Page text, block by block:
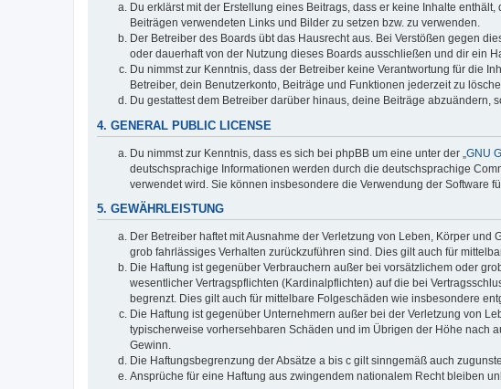
Du erklärst mit der Erstellung eines Beitrags, dass er keine Inhalte
Beiträgen verwendeten Links und Bilder zu setzen bzw. zu verwenden.
Der Betreiber des Boards übt das Hausrecht aus. Bei Verstößen gegen
oder dauerhaft von der Nutzung dieses Boards ausschließen und dir ein
Du nimmst zur Kenntnis, dass der Betreiber keine Verantwortung für die
Betreiber, dein Benutzerkonto, Beiträge und Funktionen jederzeit zu
Du gestattest dem Betreiber darüber hinaus, deine Beiträge
4. GENERAL PUBLIC LICENSE
Du nimmst zur Kenntnis, dass es sich bei phpBB um eine unter der „ GNU
deutschsprachige Informationen werden durch die deutschsprachige
verwendet wird. Sie können insbesondere die Verwendung der Software
5. GEWÄHRLEISTUNG
Der Betreiber haftet mit Ausnahme der Verletzung von Leben, Körper
grob fahrlässiges Verhalten zurückzuführen sind. Dies gilt auch für
Die Haftung ist gegenüber Verbrauchern außer bei vorsätzlichem oder
wesentlicher Vertragspflichten (Kardinalpflichten) auf die bei
begrenzt. Dies gilt auch für mittelbare Folgeschäden wie insbesondere
Die Haftung ist gegenüber Unternehmern außer bei der Verletzung von
typischerweise vorhersehbaren Schäden und im Übrigen der Höhe nach
Gewinn.
Die Haftungsbegrenzung der Absätze a bis c gilt sinngemäß auch
Ansprüche für eine Haftung aus zwingendem nationalem Recht bleiben